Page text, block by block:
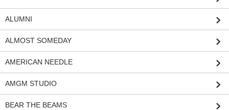
ALUMNI
ALMOST SOMEDAY
AMERICAN NEEDLE
AMGM STUDIO
BEAR THE BEAMS